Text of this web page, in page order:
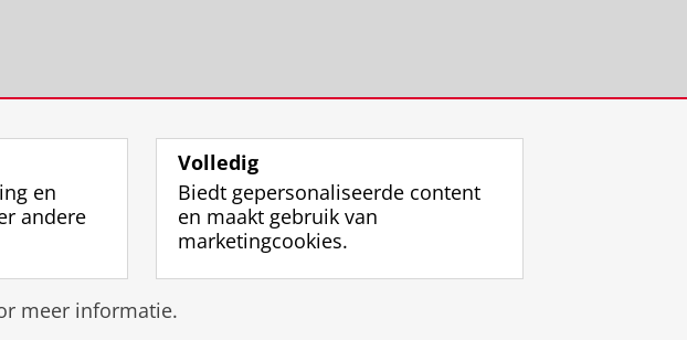
s
e
i
u
n
v
e
r
n
j
k
u
n
i
Cookies Inloggen
en
andere
Volledig
Biedt gepersonaliseerde content
en maakt gebruik van
marketingcookies.
meer informatie.